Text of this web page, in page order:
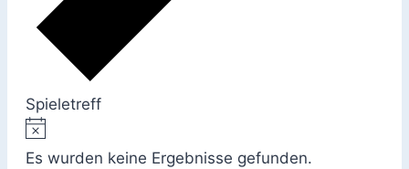
Spieletreff
Veranstaltungen
Hinweis
Es wurden keine Ergebnisse gefunden.